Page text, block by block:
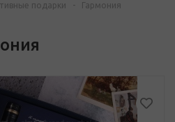
подарки - Гармония